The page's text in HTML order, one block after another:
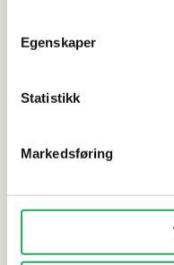
Egenskaper
Statistikk
Markedsføring
Diamante Liscio,